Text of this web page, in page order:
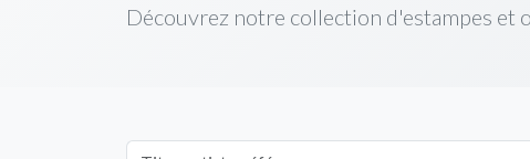
Découvrez notre collection d'estampes et